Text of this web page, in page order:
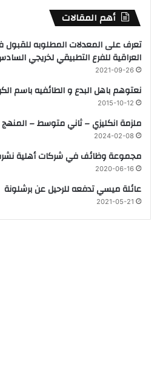
أهم المقالات
تعرف على المعدلات المطلوبه
العراقية للفرع التطبيقي لخريجي السادس
2021-09-26
نعتوهم باهل البدع و الطائفيه باسم
2015-10-12
ملزمة انكليزي – ثاني متوسط – المنهج
2024-02-08
مجموعة وظائف في شركات أهلية نشرت بتاريخ
2020-06-16
عائلة ميسي تدفعه للرحيل عن برشلونة
2021-05-21